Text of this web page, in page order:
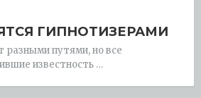
ГИПНОТИЗЕРАМИ
путями, но все
известность …